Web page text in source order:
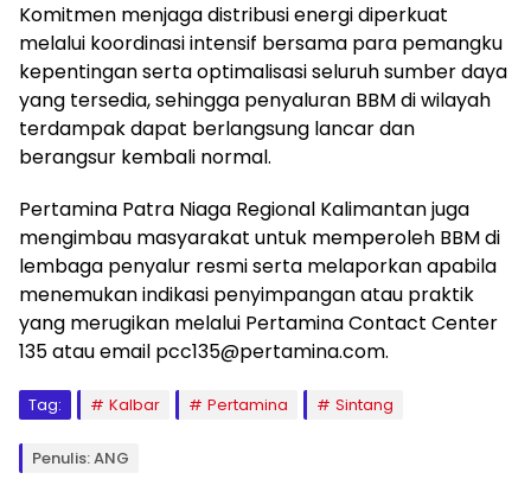
Komitmen menjaga distribusi energi diperkuat
melalui koordinasi intensif bersama para pemangku
kepentingan serta optimalisasi seluruh sumber daya
yang tersedia, sehingga penyaluran BBM di wilayah
terdampak dapat berlangsung lancar dan
berangsur kembali normal.
Pertamina Patra Niaga Regional Kalimantan juga
mengimbau masyarakat untuk memperoleh BBM di
lembaga penyalur resmi serta melaporkan apabila
menemukan indikasi penyimpangan atau praktik
yang merugikan melalui Pertamina Contact Center
135 atau email pcc135@pertamina.com.
Tag: Kalbar Pertamina Sintang
Penulis: ANG